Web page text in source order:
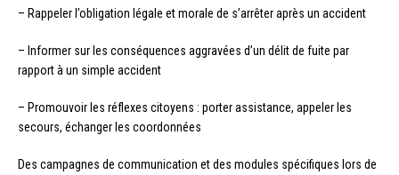
– Rappeler l’obligation légale et morale de s’arrêter après un accident
– Informer sur les conséquences aggravées d’un délit de fuite par
rapport à un simple accident
– Promouvoir les réflexes citoyens : porter assistance, appeler les
secours, échanger les coordonnées
Des campagnes de communication et des modules spécifiques lors de